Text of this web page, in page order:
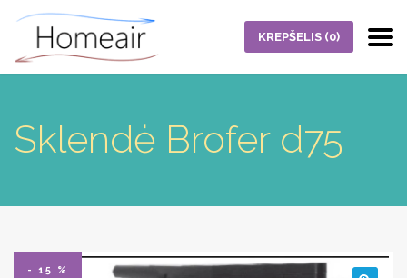
KREPŠELIS (0)
Sklendė Brofer d75
- 15 %